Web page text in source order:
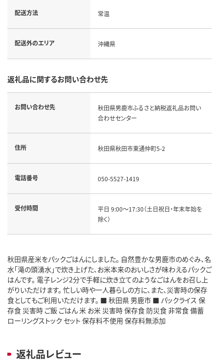
配送方法 常温
配送外のエリア 沖縄県
返礼品に関するお問い合わせ先
お問い合わせ先
秋田県男鹿市ふるさと納税返礼品お問い
合わせセンター
住所 秋田県秋田市東通仲町5-2
電話番号 050-5527-1419
受付時間
平日 9:00～17:30（土日祝日・年末年始を
除く）
秋田県産米をパックごはんにしました。 自然豊かな男鹿市のめぐみ、名
水「滝の頭湧水」で炊き上げた、お米本来のおいしさが味わえるパックご
はんです。 電子レンジ2分で手軽に炊き立てのようなごはんをお召し上
がりいただけます。 忙しい時や一人暮らしの方に、また、災害時の保存
食としてもご利用いただけます。 ■ 秋田県 男鹿市 ■ パックライス 保
存食 災害時 ご飯 ごはん 米 お米 災害時 保存食 防災食 非常食 備蓄
ローリングストック セット 保存料不使用 保存料無添加
返礼品レビュー